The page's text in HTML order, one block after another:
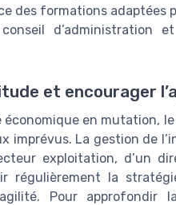
des formations adaptées
d’administration
et encourager
en mutation,
imprévus. La gestion de
exploitation, d’un
régulièrement la
Pour approfondir